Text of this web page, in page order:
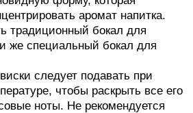
аромат напитка.
традиционный бокал для
же специальный бокал для
виски следует подавать при
чтобы раскрыть все его
ноты. Не рекомендуется